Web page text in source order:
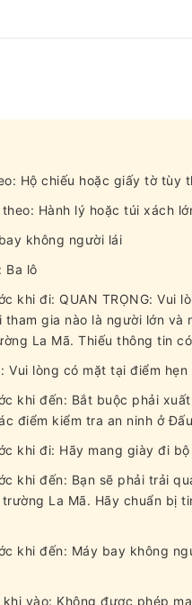
Hộ chiếu hoặc giấy tờ tùy
Hành lý hoặc túi xách
không người lái
Ba lô
khi đi: QUAN TRỌNG: Vui
gia nào là người lớn và
La Mã. Thiếu thông tin
Vui lòng có mặt tại điểm
khi đến: Bắt buộc phải
điểm kiểm tra an ninh ở
khi đi: Hãy mang giày đi bộ
khi đến: Bạn sẽ phải trải
La Mã. Hãy chuẩn bị
khi đến: Máy bay không
vào: Không được phép